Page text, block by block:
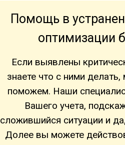
Помощь в
оптимизации
Если выявлены
знаете что с ними
поможем. Наши
Вашего учета,
сложившийся ситуации и
Долее вы можете